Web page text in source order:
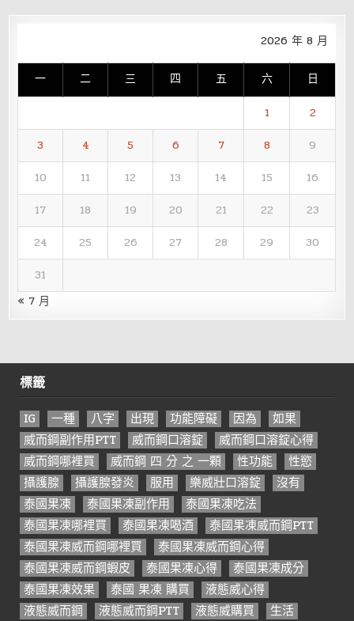
2026 年 8 月
一 二 三 四 五 六 日
1
2
3
4 5 6 7 8
9
10
11 12 13 14 15
16
17
18 19 20 21 22
23
24
25 26 27 28 29
30
31
« 7 月
標籤
IG 一種 八字 出現 功能障礙 因為
如果
威而鋼副作用PTT
威而鋼口溶錠
威而鋼口溶錠心得
威而鋼哪裡買
威而鋼 四 分 之 一顆 性功能
性慾
攝護腺
攝護腺發炎 服用 樂威壯口溶錠
沒有
泰國果凍
泰國果凍副作用
泰國果凍吃法
泰國果凍哪裡買
泰國果凍喝酒
泰國果凍威而鋼PTT
泰國果凍威而鋼哪裡買
泰國果凍威而鋼心得
泰國果凍威而鋼蝦皮
泰國果凍心得
泰國果凍成分
泰國果凍效果
泰國 果凍 購買
液態威心得
液態威而鋼
液態威而鋼PTT 液態威購買
生活